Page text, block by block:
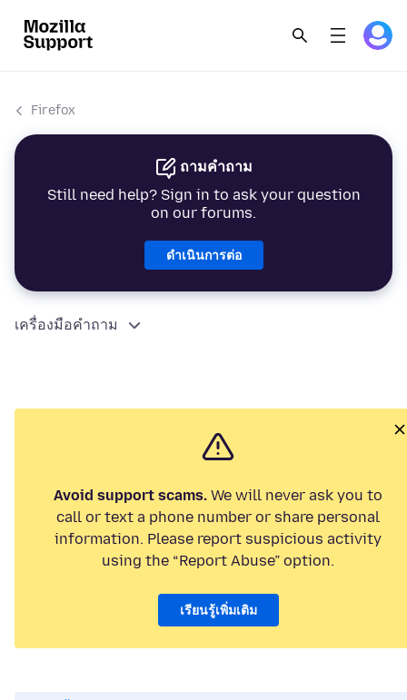
Firefox
ถามคำถาม
Still need help? Sign in to ask your question
on our forums.
ดำเนินการต่อ
เครื่องมือคำถาม
Avoid support scams. We will never ask you to
call or text a phone number or share personal
information. Please report suspicious activity
using the “Report Abuse” option.
เรียนรู้เพิ่มเติม